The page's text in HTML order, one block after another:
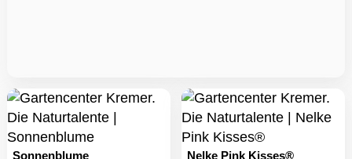
Sonnenblume
Nelke Pink Kisses®